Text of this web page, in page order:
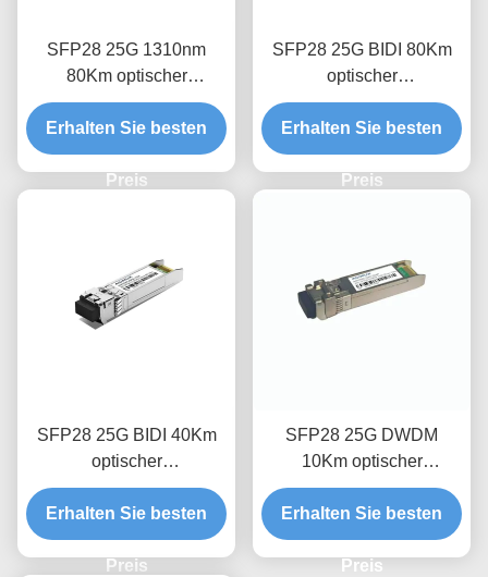
SFP28 25G 1310nm
80Km optischer
Empfängermodul
Erhalten Sie besten
Preis
SFP28 25G BIDI 80Km
optischer
Empfängermodul
Erhalten Sie besten
Preis
SFP28 25G BIDI 40Km
optischer
Empfängermodul
Erhalten Sie besten
Preis
SFP28 25G DWDM
10Km optischer
Transceivermodul
Erhalten Sie besten
Preis